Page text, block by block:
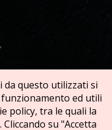
questo utilizzati si
ed utili
policy, tra le quali la
su "Accetta